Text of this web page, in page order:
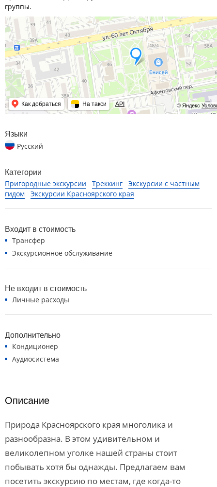
группы.
© Яндекс
Как добраться На такси API
Языки
Русский
Категории
Пригородные экскурсии Треккинг
Экскурсии с частным
гидом
Экскурсии Красноярского края
Входит в стоимость
Трансфер
Экскурсионное обслуживание
Не входит в стоимость
Личные расходы
Дополнительно
Кондиционер
Аудиосистема
Описание
Природа Красноярского края многолика и
разнообразна. В этом удивительном и
великолепном уголке нашей страны стоит
побывать хотя бы однажды. Предлагаем вам
посетить экскурсию по местам, где когда-то